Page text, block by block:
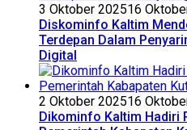
3 Oktober 202516
Diskominfo Kaltim
Terdepan Dalam
Digital
2 Oktober 202516
Dikominfo Kaltim Hadiri